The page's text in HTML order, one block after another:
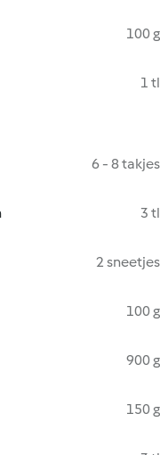
100 g
1 tl
6 - 8 takjes
3 tl
2 sneetjes
100 g
900 g
150 g